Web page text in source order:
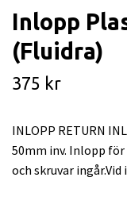
Inlopp
(Fluidra)
375 kr
INLOPP RETURN
50mm inv. Inlopp
och skruvar